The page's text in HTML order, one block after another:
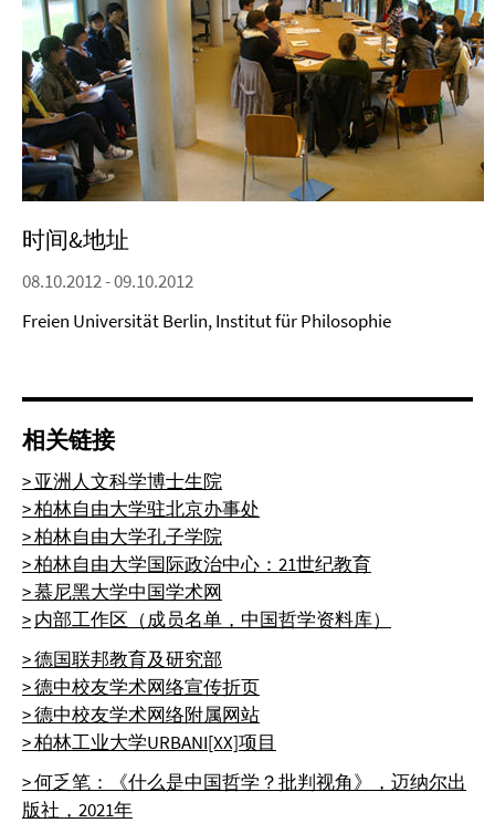
时间&地址
08.10.2012 - 09.10.2012
Freien Universität Berlin, Institut für Philosophie
相关链接
> 亚洲人文科学博士生院
> 柏林自由大学驻北京办事处
> 柏林自由大学孔子学院
> 柏林自由大学国际政治中心：21世纪教育
> 慕尼黑大学中国学术网
>内部工作区（成员名单，中国哲学资料库）
> 德国联邦教育及研究部
> 德中校友学术网络宣传折页
> 德中校友学术网络附属网站
> 柏林工业大学URBANI[XX]项目
> 何乏笔：《什么是中国哲学？批判视角》，迈纳尔出
版社，2021年